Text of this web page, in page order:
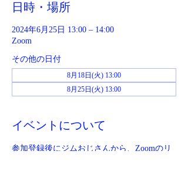
日時・場所
2024年6月25日 13:00 – 14:00
Zoom
その他の日付
8月18日(火) 13:00
8月25日(火) 13:00
イベントについて
参加登録後にジムおじさんから、Zoomのリ